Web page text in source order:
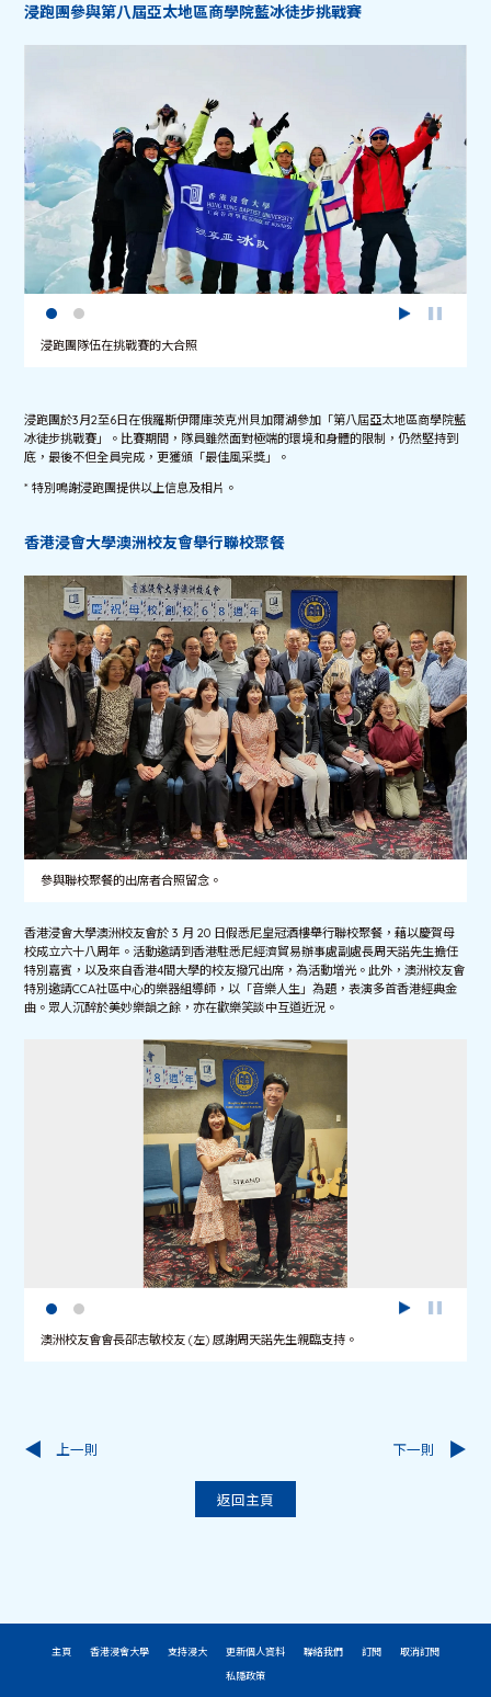
浸跑團參與第八屆亞太地區商學院藍冰徒步挑戰賽
浸跑團隊伍在挑戰賽的大合照
浸跑團於3月2至6日在俄羅斯伊爾庫茨克州貝加爾湖參加「第八屆亞太地區商學院藍
冰徒步挑戰賽」。比賽期間，隊員雖然面對極端的環境和身體的限制，仍然堅持到
底，最後不但全員完成，更獲頒「最佳風采獎」。
* 特別鳴謝浸跑團提供以上信息及相片。
香港浸會大學澳洲校友會舉行聯校聚餐
參與聯校聚餐的出席者合照留念。
香港浸會大學澳洲校友會於 3 月 20 日假悉尼皇冠酒樓舉行聯校聚餐，藉以慶賀母
校成立六十八周年。活動邀請到香港駐悉尼經濟貿易辦事處副處長周天諾先生擔任
特別嘉賓，以及來自香港4間大學的校友撥冗出席，為活動增光。此外，澳洲校友會
特別邀請CCA社區中心的樂器組導師，以「音樂人生」為題，表演多首香港經典金
曲。眾人沉醉於美妙樂韻之餘，亦在歡樂笑談中互道近況。
澳洲校友會會長邵志敏校友 (左) 感謝周天諾先生親臨支持。
上一則
返回主頁
下一則
主頁 香港浸會大學 支持浸大 更新個人資料 聯絡我們 訂閱
取消訂閱
私隱政策